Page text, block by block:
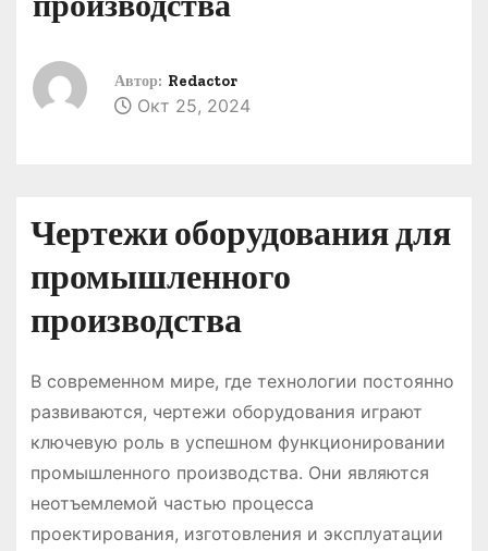
Автор: Redactor
Окт 25, 2024
Чертежи оборудования для
промышленного
производства
В современном мире, где технологии постоянно
развиваются, чертежи оборудования играют
ключевую роль в успешном функционировании
промышленного производства. Они являются
неотъемлемой частью процесса
проектирования, изготовления и эксплуатации